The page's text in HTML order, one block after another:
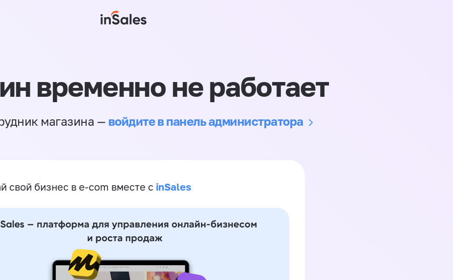
временно не работает
магазина — войдите в панель администратора
свой бизнес в e-com вместе с inSales